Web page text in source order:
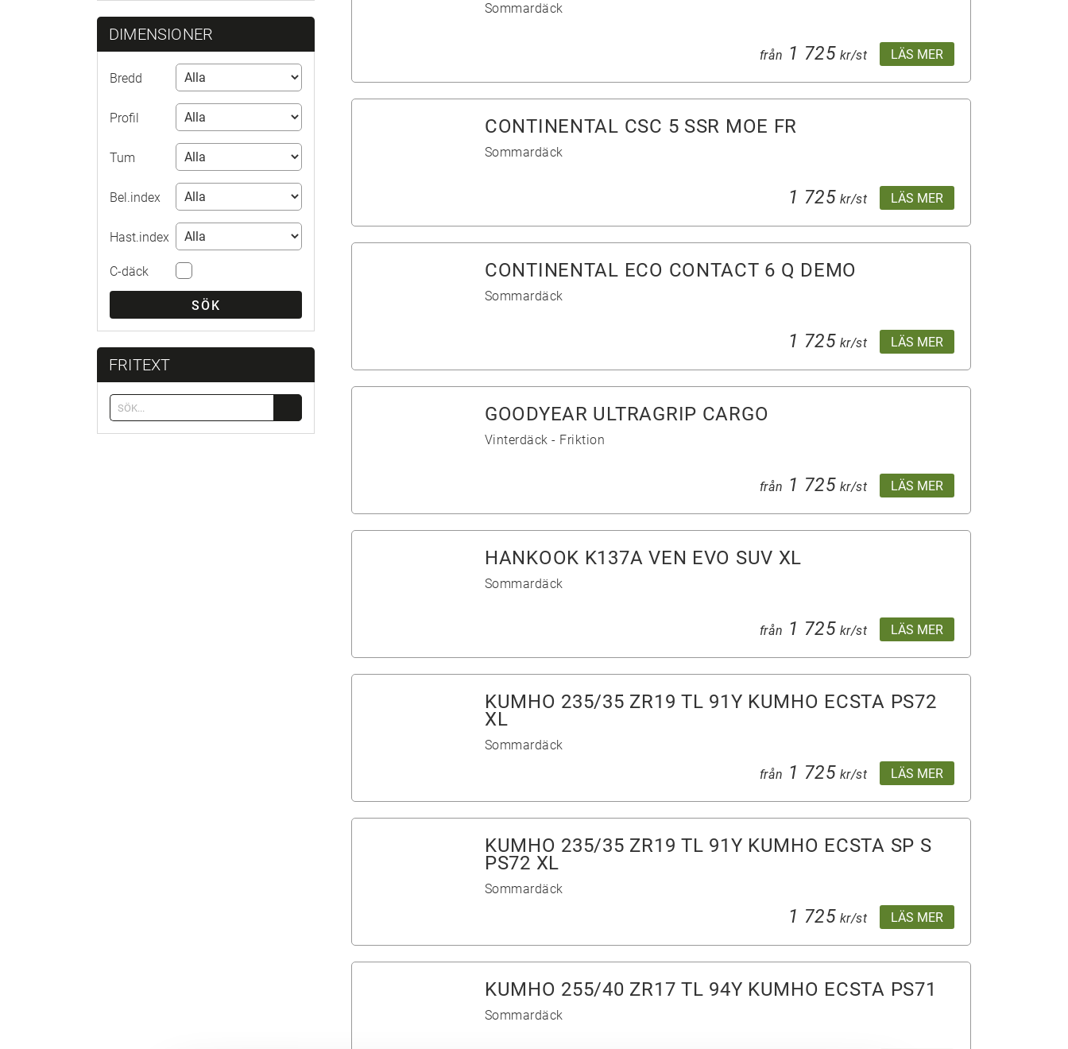
DIMENSIONER
Bredd
Profil
Tum
Bel.index
Hast.index
C-däck
SÖK
FRITEXT
Sommardäck
LÄS MER
från 1 725 kr/st
CONTINENTAL CSC 5 SSR MOE FR
Sommardäck
LÄS MER
1 725 kr/st
CONTINENTAL ECO CONTACT 6 Q DEMO
Sommardäck
LÄS MER
1 725 kr/st
GOODYEAR ULTRAGRIP CARGO
Vinterdäck - Friktion
LÄS MER
från 1 725 kr/st
HANKOOK K137A VEN EVO SUV XL
Sommardäck
LÄS MER
från 1 725 kr/st
KUMHO 235/35 ZR19 TL 91Y KUMHO ECSTA PS72
XL
Sommardäck
LÄS MER
från 1 725 kr/st
KUMHO 235/35 ZR19 TL 91Y KUMHO ECSTA SP S
PS72 XL
Sommardäck
LÄS MER
1 725 kr/st
KUMHO 255/40 ZR17 TL 94Y KUMHO ECSTA PS71
Sommardäck